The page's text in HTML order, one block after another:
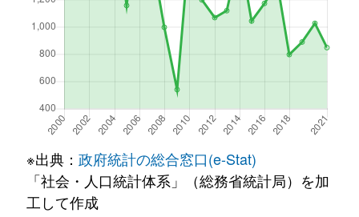
※出典： 政府統計の総合窓口(e-Stat)
「社会・人口統計体系」（総務省統計局）を加
工して作成